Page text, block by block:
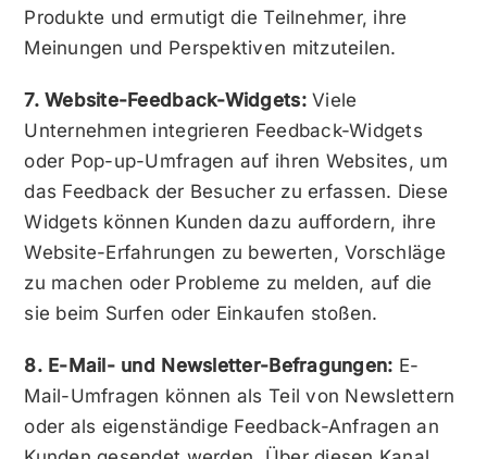
Produkte und ermutigt die Teilnehmer, ihre
Meinungen und Perspektiven mitzuteilen.
7. Website-Feedback-Widgets:Viele
Unternehmen integrieren Feedback-Widgets
oder Pop-up-Umfragen auf ihren Websites, um
das Feedback der Besucher zu erfassen. Diese
Widgets können Kunden dazu auffordern, ihre
Website-Erfahrungen zu bewerten, Vorschläge
zu machen oder Probleme zu melden, auf die
sie beim Surfen oder Einkaufen stoßen.
8. E-Mail- und Newsletter-Befragungen: E-
Mail-Umfragen können als Teil von Newslettern
oder als eigenständige Feedback-Anfragen an